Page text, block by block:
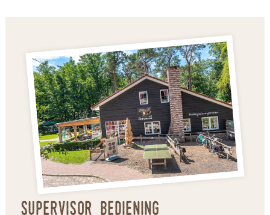
Supervisor bediening